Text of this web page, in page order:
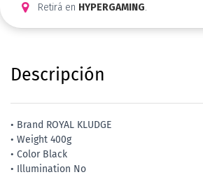
Retirá en HYPERGAMING.
Descripción
• Brand ROYAL KLUDGE
• Weight 400g
• Color Black
• Illumination No